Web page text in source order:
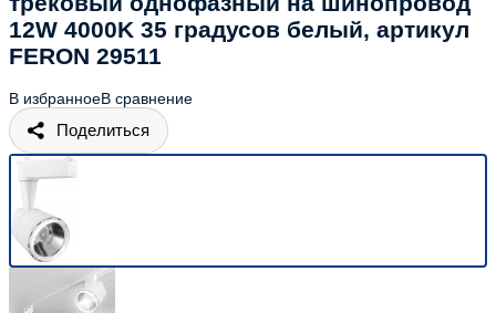
12W 4000K 35 градусов белый, артикул
FERON 29511
В избранноеВ сравнение
Поделиться